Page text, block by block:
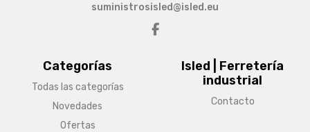
Categorías
Todas las categorías
Novedades
Ofertas
Isled | Ferretería
industrial
Contacto
suministrosisled@isled.eu